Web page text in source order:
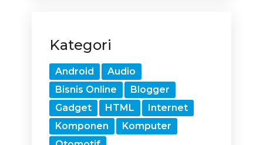
Kategori
Android
Audio
Bisnis Online
Blogger
Gadget
HTML
Internet
Komponen
Komputer